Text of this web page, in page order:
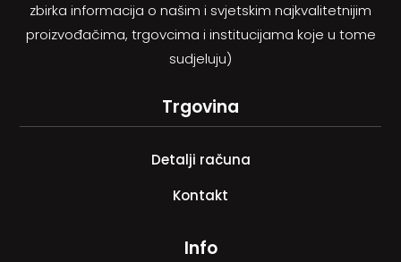
zbirka informacija o našim i svjetskim najkvalitetnijim
proizvođačima, trgovcima i institucijama koje u tome
sudjeluju)
Trgovina
Detalji računa
Kontakt
Info